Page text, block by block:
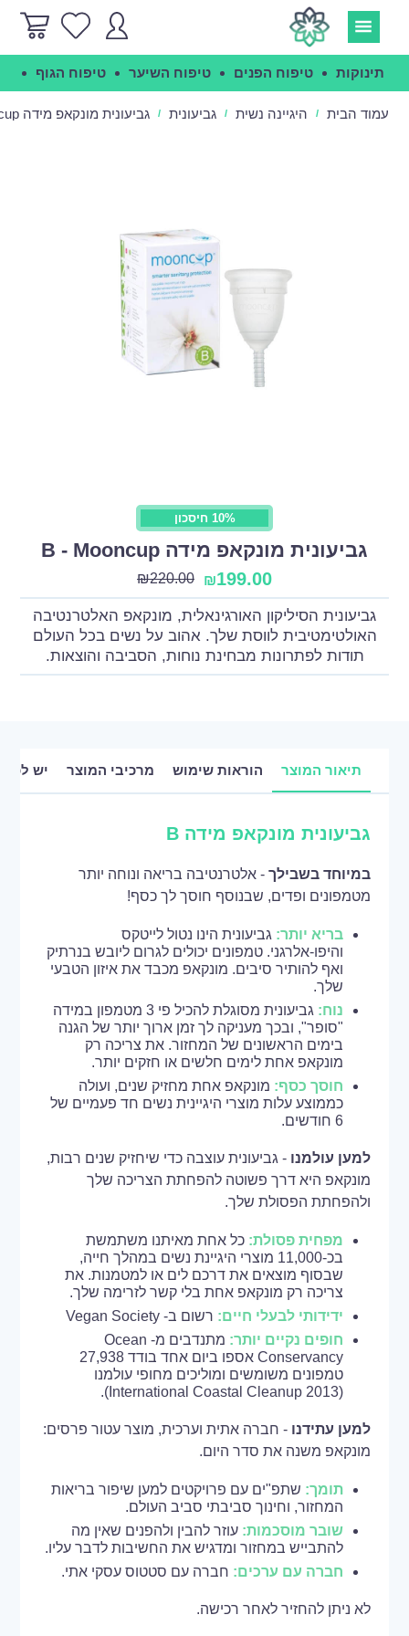
תינוקות טיפוח הפנים טיפוח השיער טיפוח הגוף
עמוד הבית / היגיינה נשית / גביעונית / גביעונית מונקאפ מידה B - Mooncup
10% חיסכון
גביעונית מונקאפ מידה B - Mooncup
₪199.00
₪220.00
גביעונית הסיליקון האורגינאלית, מונקאפ האלטרנטיבה
האולטימטיבית לווסת שלך. אהוב על נשים בכל העולם
תודות לפתרונות מבחינת נוחות, הסביבה והוצאות.
תיאור המוצר הוראות שימוש מרכיבי המוצר יש
גביעונית מונקאפ מידה B
במיוחד בשבילך - אלטרנטיבה בריאה ונוחה יותר
מטמפונים ופדים, שבנוסף חוסך לך כסף!
בריא יותר: גביעונית הינו נטול לייטקס
והיפו-אלרגני. טמפונים יכולים לגרום ליובש בנרתיק
ואף להותיר סיבים. מונקאפ מכבד את איזון הטבעי
שלך.
נוח:
גביעונית מסוגלת להכיל פי 3 מטמפון במידה
"סופר", ובכך מעניקה לך זמן ארוך יותר של הגנה
בימים הראשונים של המחזור. את צריכה רק
מונקאפ אחת לימים חלשים או חזקים יותר.
חוסך כסף: מונקאפ אחת מחזיק שנים, ועולה
כממוצע עלות מוצרי היגיינית נשים חד פעמיים של
6 חודשים.
למען עולמנו - גביעונית עוצבה כדי שיחזיק שנים רבות,
מונקאפ היא דרך פשוטה להפחתת הצריכה שלך
ולהפחתת הפסולת שלך.
מפחית פסולת: כל אחת מאיתנו משתמשת
בכ-11,000 מוצרי היגיינת נשים במהלך חייה,
שבסוף מוצאים את דרכם לים או למטמנות. את
צריכה רק מונקאפ אחת בלי קשר לזרימה שלך.
ידידותי לבעלי חיים: רשום ב- Vegan Society
חופים נקיים יותר:
מתנדבים מ- Ocean
Conservancy אספו ביום אחד בודד 27,938
טמפונים משומשים ומוליכים מחופי עולמנו
(International Coastal Cleanup 2013).
למען עתידנו - חברה אתית וערכית, מוצר עטור פרסים:
מונקאפ משנה את סדר היום.
תומך: שתפ"ים עם פרויקטים למען שיפור בריאות
המחזור, וחינוך סביבתי סביב העולם.
שובר מוסכמות: עוזר להבין ולהפנים שאין מה
להתבייש במחזור ומדגיש את החשיבות לדבר עליו.
חברה עם ערכים: חברה עם סטטוס עסקי אתי.
לא ניתן להחזיר לאחר רכישה.